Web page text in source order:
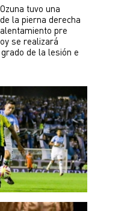
tuvo una
la pierna derecha
pre
se realizará
de la lesión e